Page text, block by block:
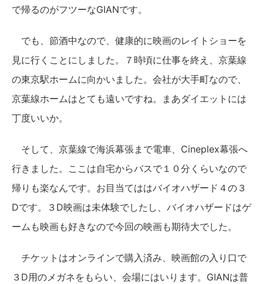
で帰るのがフツーなGIANです。
でも、節酒中なので、健康的に映画のレイトショーを
見に行くことにしました。７時頃に仕事を終え、京葉線
の東京駅ホームに向かいました。会社が大手町なので、
京葉線ホームはとても遠いですね。まあダイエットには
丁度いいか。
そして、京葉線で海浜幕張まで電車、Cineplex幕張へ
行きました。ここは自宅からバスで１０分くらいなので
帰りも楽なんです。お目当てははバイオハザード４の３
Dです。３D映画は未体験でしたし、バイオハザードはゲ
ームも映画も好きなので今回の映画も期待大でした。
チケットはオンラインで購入済み、映画館の入り口で
３D用のメガネをもらい、会場にはいります。GIANは普